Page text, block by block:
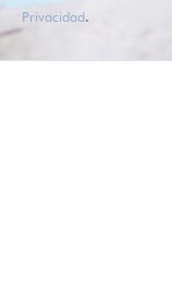
Privacidad.